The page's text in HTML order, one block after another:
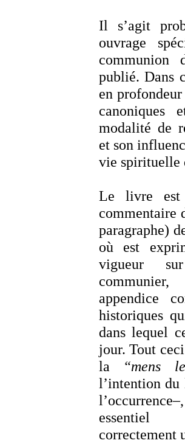
Il s’agit
ouvrage
publié. Dans
en
canoniques
modalité de
et son
vie spirituelle
Le livre est
commentaire
paragraphe)
où est
vigueur
appendice
historiques
dans lequel
jour. Tout
la “mens
l’intention
essentiel
correctement